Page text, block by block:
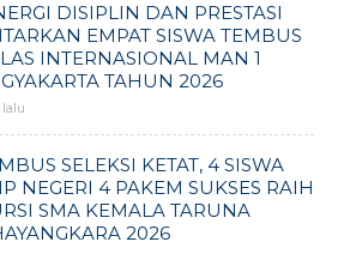
DISIPLIN DAN PRESTASI
EMPAT SISWA TEMBUS
INTERNASIONAL MAN 1
TAHUN 2026
SELEKSI KETAT, 4 SISWA
NEGERI 4 PAKEM SUKSES RAIH
SMA KEMALA TARUNA
2026